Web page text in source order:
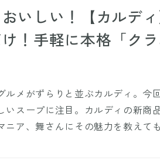
いしい！【カルデ
！手軽に本格「クラ
ルメがずらりと並ぶカルディ。今
いスープに注目。カルディの新商
ニア、舞さんにその魅力を教えて